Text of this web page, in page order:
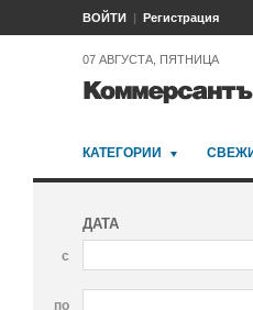
ВОЙТИ Регистрация
07 АВГУСТА, ПЯТНИЦА
КАТЕГОРИИ
ДАТА
с
по